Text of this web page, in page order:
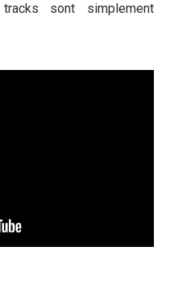
sont simplement